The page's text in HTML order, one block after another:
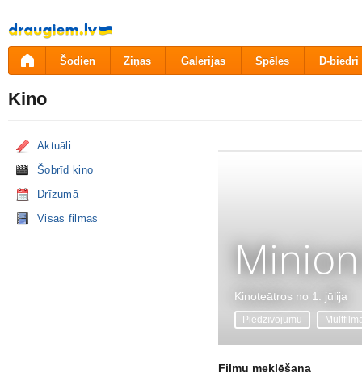
Pāriet
uz
saturu
Šodien Ziņas Galerijas Spēles D-biedri
Kino
Aktuāli
Šobrīd kino
Drīzumā
Visas filmas
Kinoteātros no 1. jūlija
Piedzīvojumu
Filmu meklēšana